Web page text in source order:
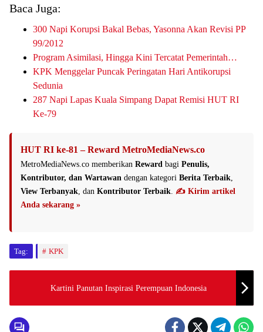
Baca Juga:
300 Napi Korupsi Bakal Bebas, Yasonna Akan Revisi PP
99/2012
Program Asimilasi, Hingga Kini Tercatat Pemerintah…
KPK Menggelar Puncak Peringatan Hari Antikorupsi
Sedunia
287 Napi Lapas Kuala Simpang Dapat Remisi HUT RI
Ke-79
HUT RI ke-81 – Reward MetroMediaNews.co
MetroMediaNews.co memberikan Reward bagi Penulis,
Kontributor, dan Wartawan dengan kategori Berita Terbaik,
View Terbanyak, dan Kontributor Terbaik. ✍️ Kirim artikel
Anda sekarang »
Tag: KPK
Kartini Panutan Inspirasi Perempuan Indonesia